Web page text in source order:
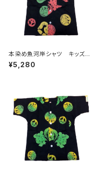
本染め魚河岸シャツ キッズ用1
10サイズ 認定証付き 木綿
晒 平和柄 黒×ラスタ 子供
いちシャツ 焼津 浜通り 港
町
¥5,280